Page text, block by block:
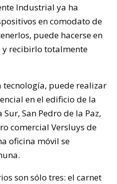
Industrial ya ha
en comodato de
puede hacerse en
y recibirlo totalmente
tecnología, puede realizar
en el edificio de la
San Pedro de la Paz,
comercial Versluys de
oficina móvil se
son sólo tres: el carnet